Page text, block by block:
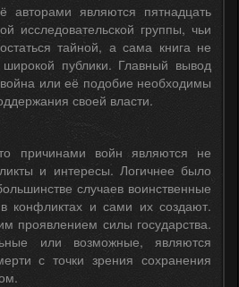
авторами являются пятнадцать
исследовательской группы, чьи
тайной, а сама книга не
публики. Главный вывод
или её подобие необходимы
своей власти.
причинами войн являются не
и интересы. Логичнее было
случаев воинственные
конфликтах и сами их создают.
проявлением силы государства.
или возможные, являются
с точки зрения сохранения